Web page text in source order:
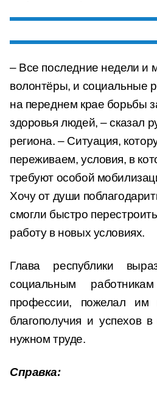
– Все последние недели и
волонтёры, и социальные
на переднем крае борьбы
здоровья людей, – сказал
региона. – Ситуация,
переживаем, условия, в
требуют особой
Хочу от души
смогли быстро
работу в новых условиях.
Глава республики
социальным
профессии, пожелал им
благополучия и успехов
нужном труде.
Справка: